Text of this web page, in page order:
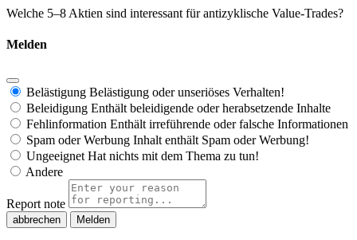
Welche 5–8 Aktien sind interessant für antizyklische Value-Trades?
Melden
Belästigung Belästigung oder unseriöses Verhalten!
Beleidigung Enthält beleidigende oder herabsetzende Inhalte
Fehlinformation Enthält irreführende oder falsche Informationen
Spam oder Werbung Inhalt enthält Spam oder Werbung!
Ungeeignet Hat nichts mit dem Thema zu tun!
Andere
Report note
Melden